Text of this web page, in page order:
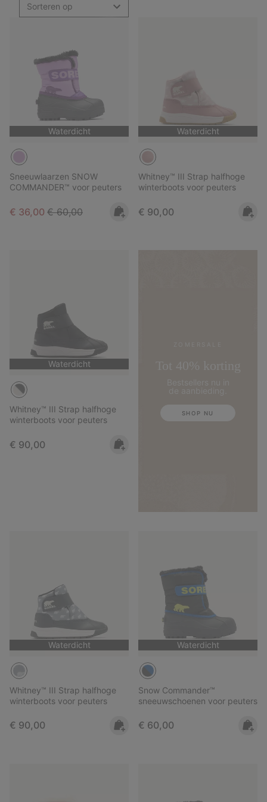
Sorteren op
Waterdicht
Sneeuwlaarzen SNOW
COMMANDER™ voor peuters
Sale price:
€ 36,00 Regular price:
€ 60,00
Waterdicht
Whitney™ III Strap halfhoge
winterboots voor peuters
Regular price:
€ 90,00
Waterdicht
Whitney™ III Strap halfhoge
winterboots voor peuters
Regular price:
€ 90,00
SHOP NU
Waterdicht
Whitney™ III Strap halfhoge
winterboots voor peuters
Regular price:
€ 90,00
Waterdicht
Snow Commander™
sneeuwschoenen voor peuters
Regular price:
€ 60,00